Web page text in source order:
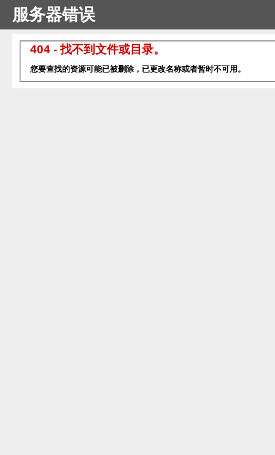
服务器错误
404 - 找不到文件或目录。
您要查找的资源可能已被删除，已更改名称或者暂时不可用。